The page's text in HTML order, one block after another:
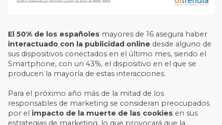
El 50% de los españoles mayores de 16 asegura haber
interactuado con la publicidad online desde alguno de
sus dispositivos conectados en el último mes, siendo el
Smartphone, con un 43%, el dispositivo en el que se
producen la mayoría de estas interacciones.
Para el próximo año más de la mitad de los
responsables de marketing se consideran preocupados
por el impacto de la muerte de las cookies en sus
estrategias de marketing, lo que provocará que la